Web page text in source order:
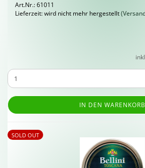
Art.Nr.: 61011
Lieferzeit: wird nicht mehr hergestellt
IN DEN WARENKORB
SOLD OUT